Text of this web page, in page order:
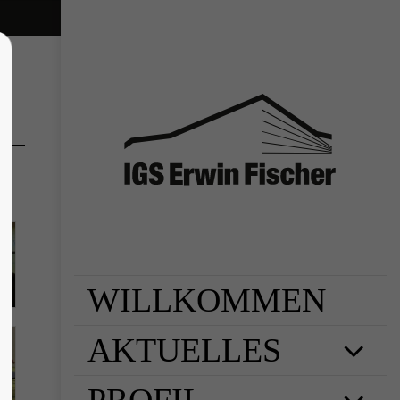
sit amet,
elit.
Cum sociis
nascetur
WILLKOMMEN
AKTUELLES